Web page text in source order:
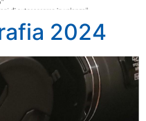
2024